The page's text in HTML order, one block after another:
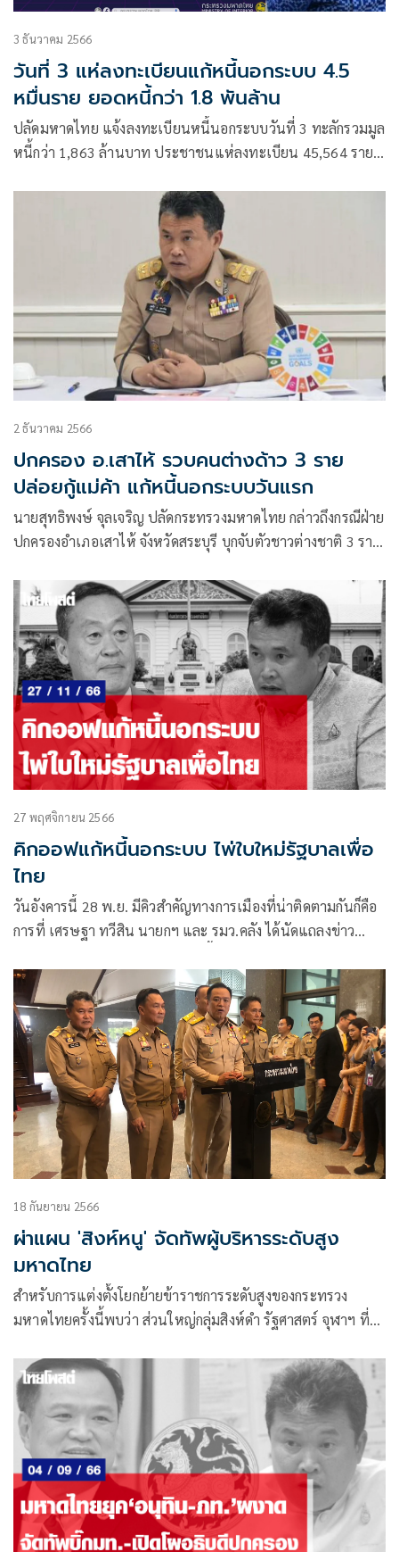
3 ธันวาคม 2566
วันที่ 3 แห่ลงทะเบียนแก้หนี้นอกระบบ 4.5
หมื่นราย ยอดหนี้กว่า 1.8 พันล้าน
ปลัดมหาดไทย แจ้งลงทะเบียนหนี้นอกระบบวันที่ 3 ทะลักรวมมูล
หนี้กว่า 1,863 ล้านบาท ประชาชนแห่ลงทะเบียน 45,564 ราย
2 ธันวาคม 2566
ปกครอง อ.เสาไห้ รวบคนต่างด้าว 3 ราย
ปล่อยกู้แม่ค้า แก้หนี้นอกระบบวันแรก
นายสุทธิพงษ์ จุลเจริญ ปลัดกระทรวงมหาดไทย กล่าวถึงกรณีฝ่าย
ปกครองอำเภอเสาไห้ จังหวัดสระบุรี บุกจับตัวชาวต่างชาติ 3 ราย
ที่มาลงทะเบียนผู้ได้รับความเดือดร้อนจากหนี้นอกระบบในวัน
แรก ณ ที่ว่าการอำเภอเสาไห้
27 พฤศจิกายน 2566
คิกออฟแก้หนี้นอกระบบ ไพ่ใบใหม่รัฐบาลเพื่อ
ไทย
วันอังคารนี้ 28 พ.ย. มีคิวสำคัญทางการเมืองที่น่าติดตามกันก็คือ
การที่ เศรษฐา ทวีสิน นายกฯ และ รมว.คลัง ได้นัดแถลงข่าว
18 กันยายน 2566
ผ่าแผน 'สิงห์หนู' จัดทัพผู้บริหารระดับสูง
มหาดไทย
สำหรับการแต่งตั้งโยกย้ายข้าราชการระดับสูงของกระทรวง
มหาดไทยครั้งนี้พบว่า ส่วนใหญ่กลุ่มสิงห์ดำ รัฐศาสตร์ จุฬาฯ ที่มี
สิงห์ดำ ยังคงผงาดอยู่ในแผงอำนาจของกระทรวงมหาดไทยอีก
ครั้งหนึ่ง และถูกมองว่า